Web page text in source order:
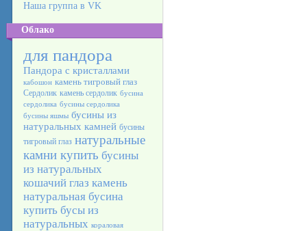
Наша группа в VK
Облако
для пандора
Пандора с кристаллами
кабошон камень тигровый глаз
Сердолик камень сердолик бусина
сердолика бусины сердолика
бусины яшмы бусины из
натуральных камней бусины
тигровый глаз натуральные
камни купить бусины
из натуральных
кошачий глаз камень
натуральная бусина
купить бусы из
натуральных кораловая